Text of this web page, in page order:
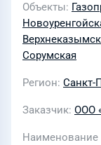
"Газпром
(25/2.3/
Объекты
Сорумская
Регион Санкт-
Заказчик ООО